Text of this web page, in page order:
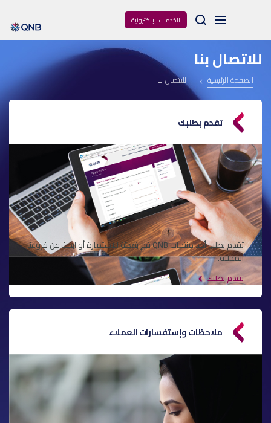
الخدمات الإلكترونية Arama
للاتصال بنا
الصفحة الرئيسية للاتصال بنا
تقدم بطلبك
تقدم بطلب أحد منتجات QNB قم بتعبئة الاستمارة أو ابحث عن فروعنا
المحلية.
تقدم بطلبك
ملاحظات وإستفسارات العملاء